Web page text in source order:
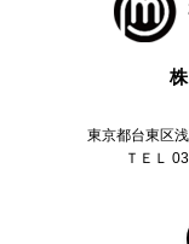
東京都台東区
ＴＥＬ